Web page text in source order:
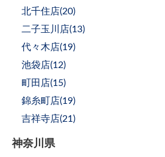
北千住店(20)
二子玉川店(13)
代々木店(19)
池袋店(12)
町田店(15)
錦糸町店(19)
吉祥寺店(21 )
神奈川県